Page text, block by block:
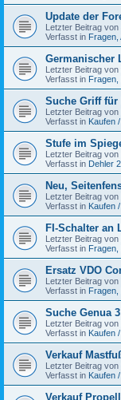
Update der
Letzter Beitrag von
Verfasst in Fragen,
Germanischer
Letzter Beitrag von
Verfasst in
Suche Griff für
Letzter Beitrag von
Verfasst in Kaufen
Stufe im
Letzter Beitrag von
Verfasst in Dehler
Neu,
Letzter Beitrag von
Verfasst in Kaufen
FI-Schalter an
Letzter Beitrag von
Verfasst in
Ersatz VDO
Letzter Beitrag von
Verfasst in
Suche Genua 3
Letzter Beitrag von
Verfasst in Kaufen
Verkauf
Letzter Beitrag von
Verfasst in Kaufen
Verkauf